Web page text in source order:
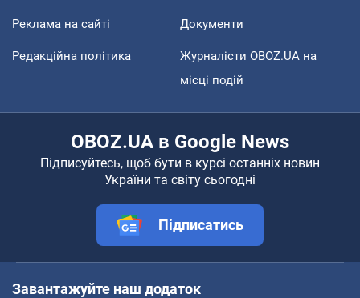
Реклама на сайті Документи
Редакційна політика
Журналісти OBOZ.UA на
місці подій
OBOZ.UA в Google News
Підписуйтесь, щоб бути в курсі останніх новин
України та світу сьогодні
Підписатись
Завантажуйте наш додаток